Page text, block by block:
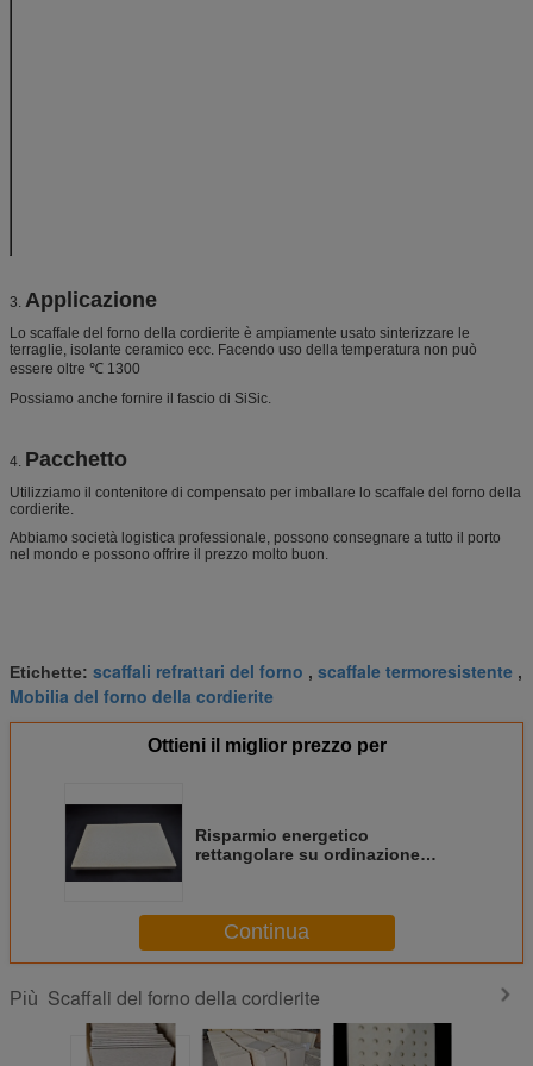
3. Applicazione
Lo scaffale del forno della cordierite è ampiamente usato sinterizzare le
terraglie, isolante ceramico ecc. Facendo uso della temperatura non può
essere oltre ℃ 1300
Possiamo anche fornire il fascio di SiSic.
4. Pacchetto
Utilizziamo il contenitore di compensato per imballare lo scaffale del forno della
cordierite.
Abbiamo società logistica professionale, possono consegnare a tutto il porto
nel mondo e possono offrire il prezzo molto buon.
Etichette: scaffali refrattari del forno , scaffale termoresistente ,
Mobilia del forno della cordierite
Ottieni il miglior prezzo per
Risparmio energetico
rettangolare su ordinazione
cottura
Continua
Più Scaffali del forno della cordierite